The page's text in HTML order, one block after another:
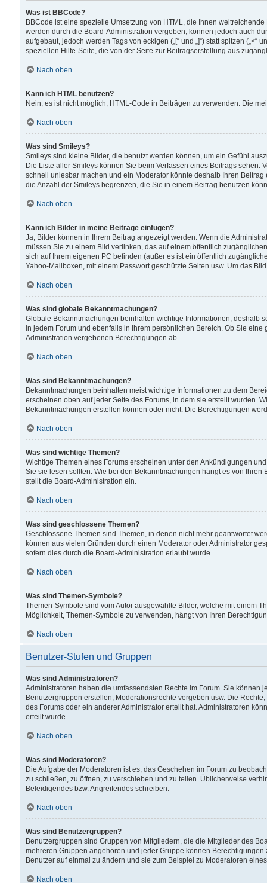
Was ist BBCode?
BBCode ist eine spezielle Umsetzung von HTML, die Ihnen
werden durch die Board-Administration vergeben, können jedoch auch
aufgebaut, jedoch werden Tags von eckigen („[“ und „]“) statt spitzen
speziellen Hilfe-Seite, die von der Seite zur Beitragserstellung aus
Nach oben
Kann ich HTML benutzen?
Nein, es ist nicht möglich, HTML-Code in Beiträgen zu verwenden. Die
Nach oben
Was sind Smileys?
Smileys sind kleine Bilder, die benutzt werden können, um ein Gefühl
Die Liste aller Smileys können Sie beim Verfassen eines Beitrags
schnell unlesbar machen und ein Moderator könnte deshalb Ihren
die Anzahl der Smileys begrenzen, die Sie in einem Beitrag benutzen
Nach oben
Kann ich Bilder in meine Beiträge einfügen?
Ja, Bilder können in Ihrem Beitrag angezeigt werden. Wenn die
müssen Sie zu einem Bild verlinken, das auf einem öffentlich
sich auf Ihrem eigenen PC befinden (außer es ist ein öffentlich
Yahoo-Mailboxen, mit einem Passwort geschützte Seiten usw. Um das
Nach oben
Was sind globale Bekanntmachungen?
Globale Bekanntmachungen beinhalten wichtige Informationen, deshalb
in jedem Forum und ebenfalls in Ihrem persönlichen Bereich. Ob Sie
Administration vergebenen Berechtigungen ab.
Nach oben
Was sind Bekanntmachungen?
Bekanntmachungen beinhalten meist wichtige Informationen zu dem
erscheinen oben auf jeder Seite des Forums, in dem sie erstellt wurden.
Bekanntmachungen erstellen können oder nicht. Die Berechtigungen
Nach oben
Was sind wichtige Themen?
Wichtige Themen eines Forums erscheinen unter den Ankündigungen
Sie sie lesen sollten. Wie bei den Bekanntmachungen hängt es von
stellt die Board-Administration ein.
Nach oben
Was sind geschlossene Themen?
Geschlossene Themen sind Themen, in denen nicht mehr geantwortet
können aus vielen Gründen durch einen Moderator oder Administrator
sofern dies durch die Board-Administration erlaubt wurde.
Nach oben
Was sind Themen-Symbole?
Themen-Symbole sind vom Autor ausgewählte Bilder, welche mit einem
Möglichkeit, Themen-Symbole zu verwenden, hängt von Ihren
Nach oben
Benutzer-Stufen und Gruppen
Was sind Administratoren?
Administratoren haben die umfassendsten Rechte im Forum. Sie können
Benutzergruppen erstellen, Moderationsrechte vergeben usw. Die
des Forums oder ein anderer Administrator erteilt hat. Administratoren
erteilt wurde.
Nach oben
Was sind Moderatoren?
Die Aufgabe der Moderatoren ist es, das Geschehen im Forum zu
zu schließen, zu öffnen, zu verschieben und zu teilen. Üblicherweise
Beleidigendes bzw. Angreifendes schreiben.
Nach oben
Was sind Benutzergruppen?
Benutzergruppen sind Gruppen von Mitgliedern, die die Mitglieder des
mehreren Gruppen angehören und jeder Gruppe können
Benutzer auf einmal zu ändern und sie zum Beispiel zu Moderatoren
Nach oben